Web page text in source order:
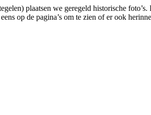
plaatsen we geregeld historische
op de pagina’s om te zien of er ook